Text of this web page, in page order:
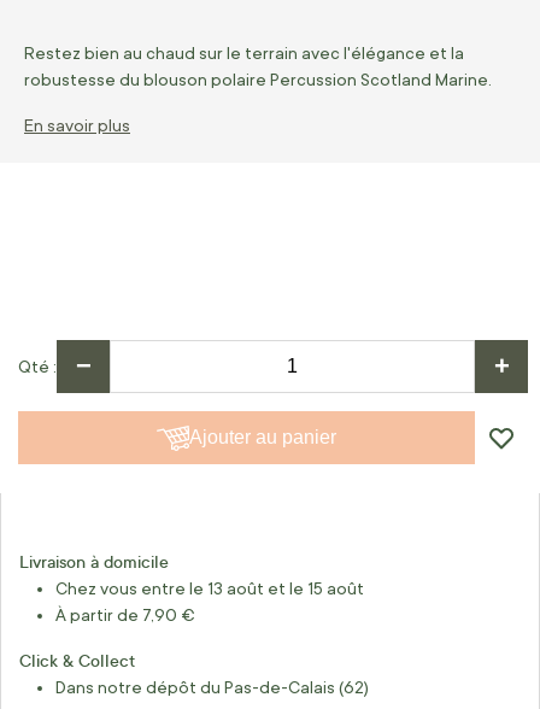
Restez bien au chaud sur le terrain avec l'élégance et la
robustesse du blouson polaire Percussion Scotland Marine.
En savoir plus
Qté − +
Ajouter au panier
Livraison à domicile
Chez vous entre le 13 août et le 15 août
À partir de 7,90 €
Click & Collect
Dans notre dépôt du Pas-de-Calais (62)